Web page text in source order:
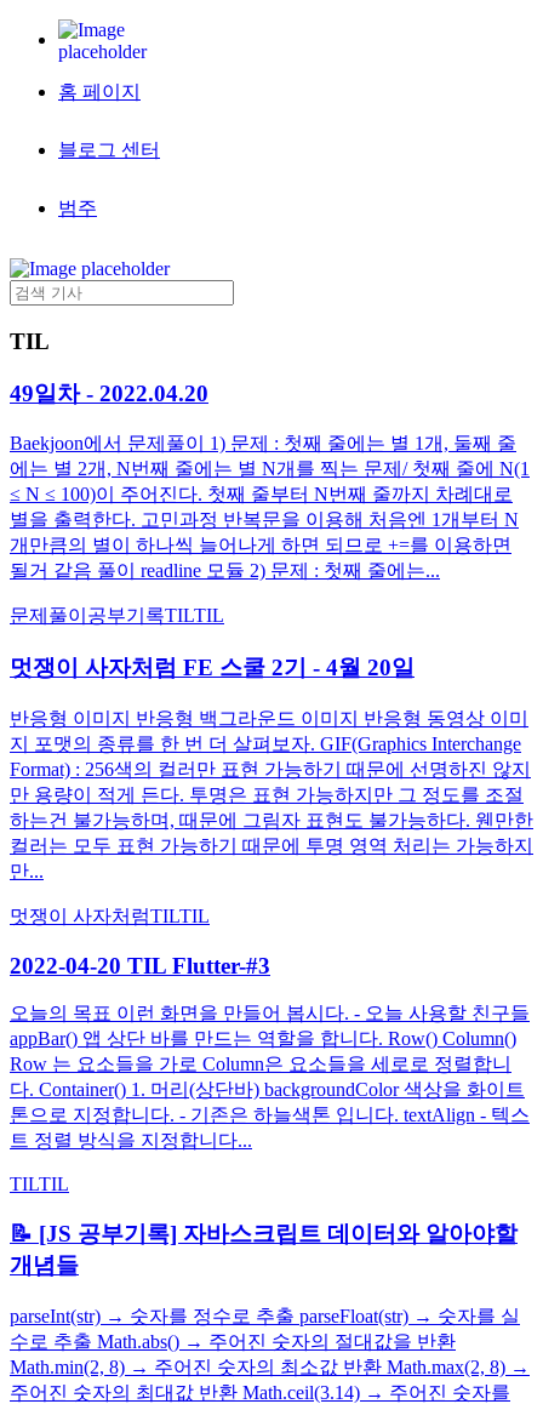
홈 페이지
블로그 센터
범주
TIL
49일차 - 2022.04.20
Baekjoon에서 문제풀이 1) 문제 : 첫째 줄에는 별 1개, 둘째 줄
에는 별 2개, N번째 줄에는 별 N개를 찍는 문제/ 첫째 줄에 N(1
≤ N ≤ 100)이 주어진다. 첫째 줄부터 N번째 줄까지 차례대로
별을 출력한다. 고민과정 반복문을 이용해 처음엔 1개부터 N
개만큼의 별이 하나씩 늘어나게 하면 되므로 +=를 이용하면
될거 같음 풀이 readline 모듈 2) 문제 : 첫째 줄에는...
문제풀이 공부기록TILTIL
멋쟁이 사자처럼 FE 스쿨 2기 - 4월 20일
반응형 이미지 반응형 백그라운드 이미지 반응형 동영상 이미
지 포맷의 종류를 한 번 더 살펴보자. GIF(Graphics Interchange
Format) : 256색의 컬러만 표현 가능하기 때문에 선명하진 않지
만 용량이 적게 든다. 투명은 표현 가능하지만 그 정도를 조절
하는건 불가능하며, 때문에 그림자 표현도 불가능하다. 웬만한
컬러는 모두 표현 가능하기 때문에 투명 영역 처리는 가능하지
만...
멋쟁이 사자처럼TILTIL
2022-04-20 TIL Flutter-#3
오늘의 목표 이런 화면을 만들어 봅시다. - 오늘 사용할 친구들
appBar() 앱 상단 바를 만드는 역할을 합니다. Row() Column()
Row 는 요소들을 가로 Column은 요소들을 세로로 정렬합니
다. Container() 1. 머리(상단바) backgroundColor 색상을 화이트
톤으로 지정합니다. - 기존은 하늘색톤 입니다. textAlign - 텍스
트 정렬 방식을 지정합니다...
TILTIL
📝 [JS 공부기록] 자바스크립트 데이터와 알아야할
개념들
parseInt(str) → 숫자를 정수로 추출 parseFloat(str) → 숫자를 실
수로 추출 Math.abs() → 주어진 숫자의 절대값을 반환
Math.min(2, 8) → 주어진 숫자의 최소값 반환 Math.max(2, 8) →
주어진 숫자의 최대값 반환 Math.ceil(3.14) → 주어진 숫자를